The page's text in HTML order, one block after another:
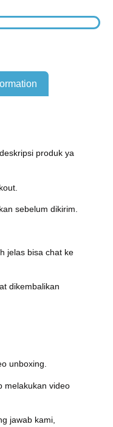
produk ya
sebelum dikirim.
jelas bisa chat ke
dikembalikan
unboxing.
melakukan video
jawab kami,